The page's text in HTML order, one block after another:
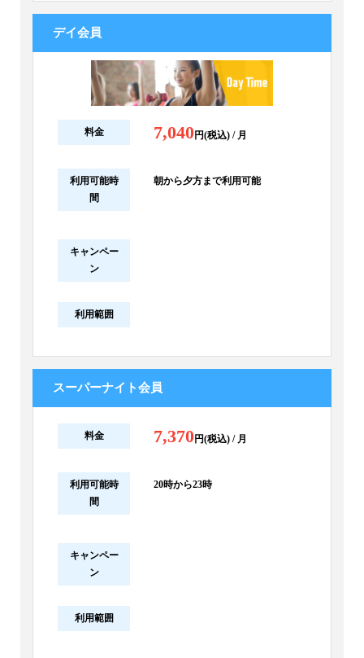
デイ会員
料金 7,040円(税込) / 月
利用可能時
間
朝から夕方まで利用可能
キャンペー
ン
利用範囲
スーパーナイト会員
料金 7,370円(税込) / 月
利用可能時
間
20時から23時
キャンペー
ン
利用範囲